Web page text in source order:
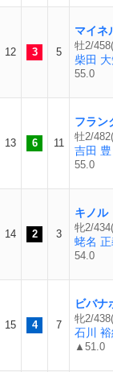
12 3 5
マイネ
牡2/
柴田 大
55.0
13 6 11
フラン
牡2/
吉田 豊
55.0
14 2 3
キノル
牝2/
蛯名
54.0
15 4 7
ビバナ
牝2/
石川 裕
▲51.0